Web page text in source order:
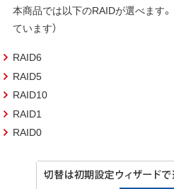
本商品では以下のRAIDが選べます
ています）
RAID6
RAID5
RAID10
RAID1
RAID0